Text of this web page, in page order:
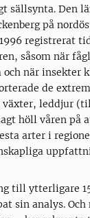
sällsynta. Den
på
registrerat
såsom när
och när insekter
de
växter, leddjur
höll våren på
arter i
till ytterligare
sin analys.